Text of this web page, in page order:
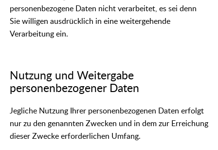
personenbezogene Daten nicht verarbeitet, es sei denn
Sie willigen ausdrücklich in eine weitergehende
Verarbeitung ein.
Nutzung und Weitergabe
personenbezogener Daten
Jegliche Nutzung Ihrer personenbezogenen Daten erfolgt
nur zu den genannten Zwecken und in dem zur Erreichung
dieser Zwecke erforderlichen Umfang.